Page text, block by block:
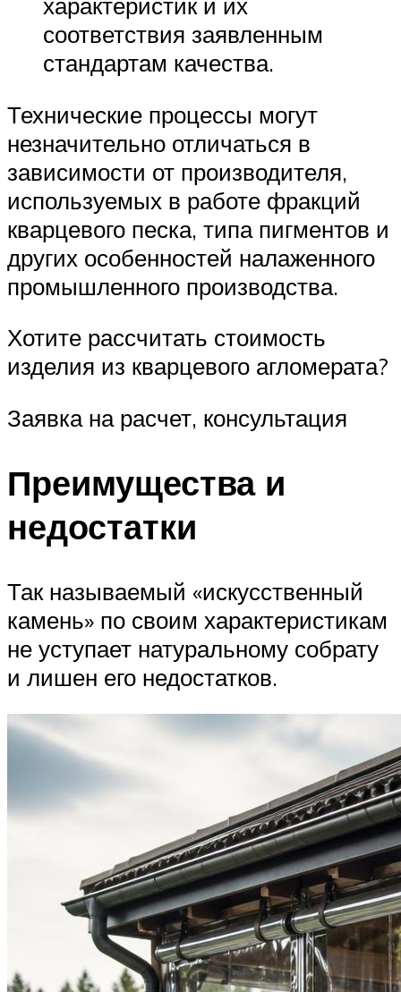
соответствия заявленным
стандартам качества.
Технические процессы могут
незначительно отличаться в
зависимости от производителя,
используемых в работе фракций
кварцевого песка, типа пигментов и
других особенностей налаженного
промышленного производства.
Хотите рассчитать стоимость
изделия из кварцевого агломерата?
Заявка на расчет, консультация
Преимущества и
недостатки
Так называемый «искусственный
камень» по своим характеристикам
не уступает натуральному собрату
и лишен его недостатков.